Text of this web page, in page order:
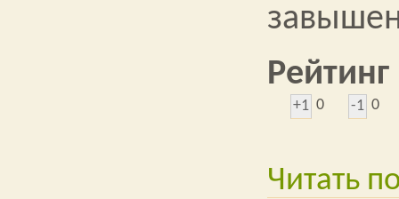
Рейтинг
+1 0 -1 0
Читать